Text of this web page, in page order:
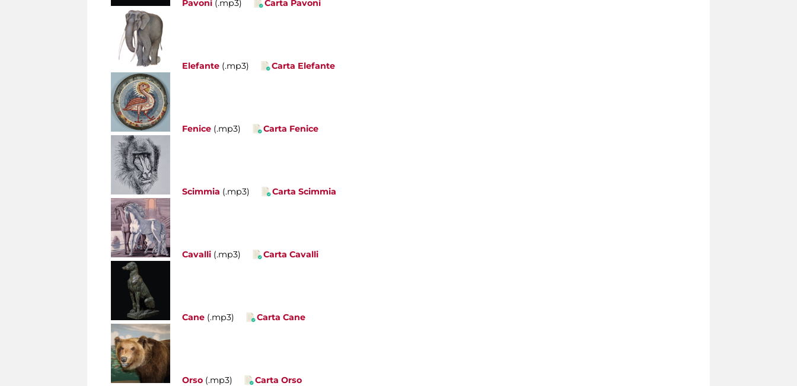
Pavoni (.mp3) Carta Pavoni
Elefante (.mp3) Carta Elefante
Fenice (.mp3) Carta Fenice
Scimmia (.mp3) Carta Scimmia
Cavalli (.mp3) Carta Cavalli
Cane (.mp3) Carta Cane
Orso (.mp3) Carta Orso